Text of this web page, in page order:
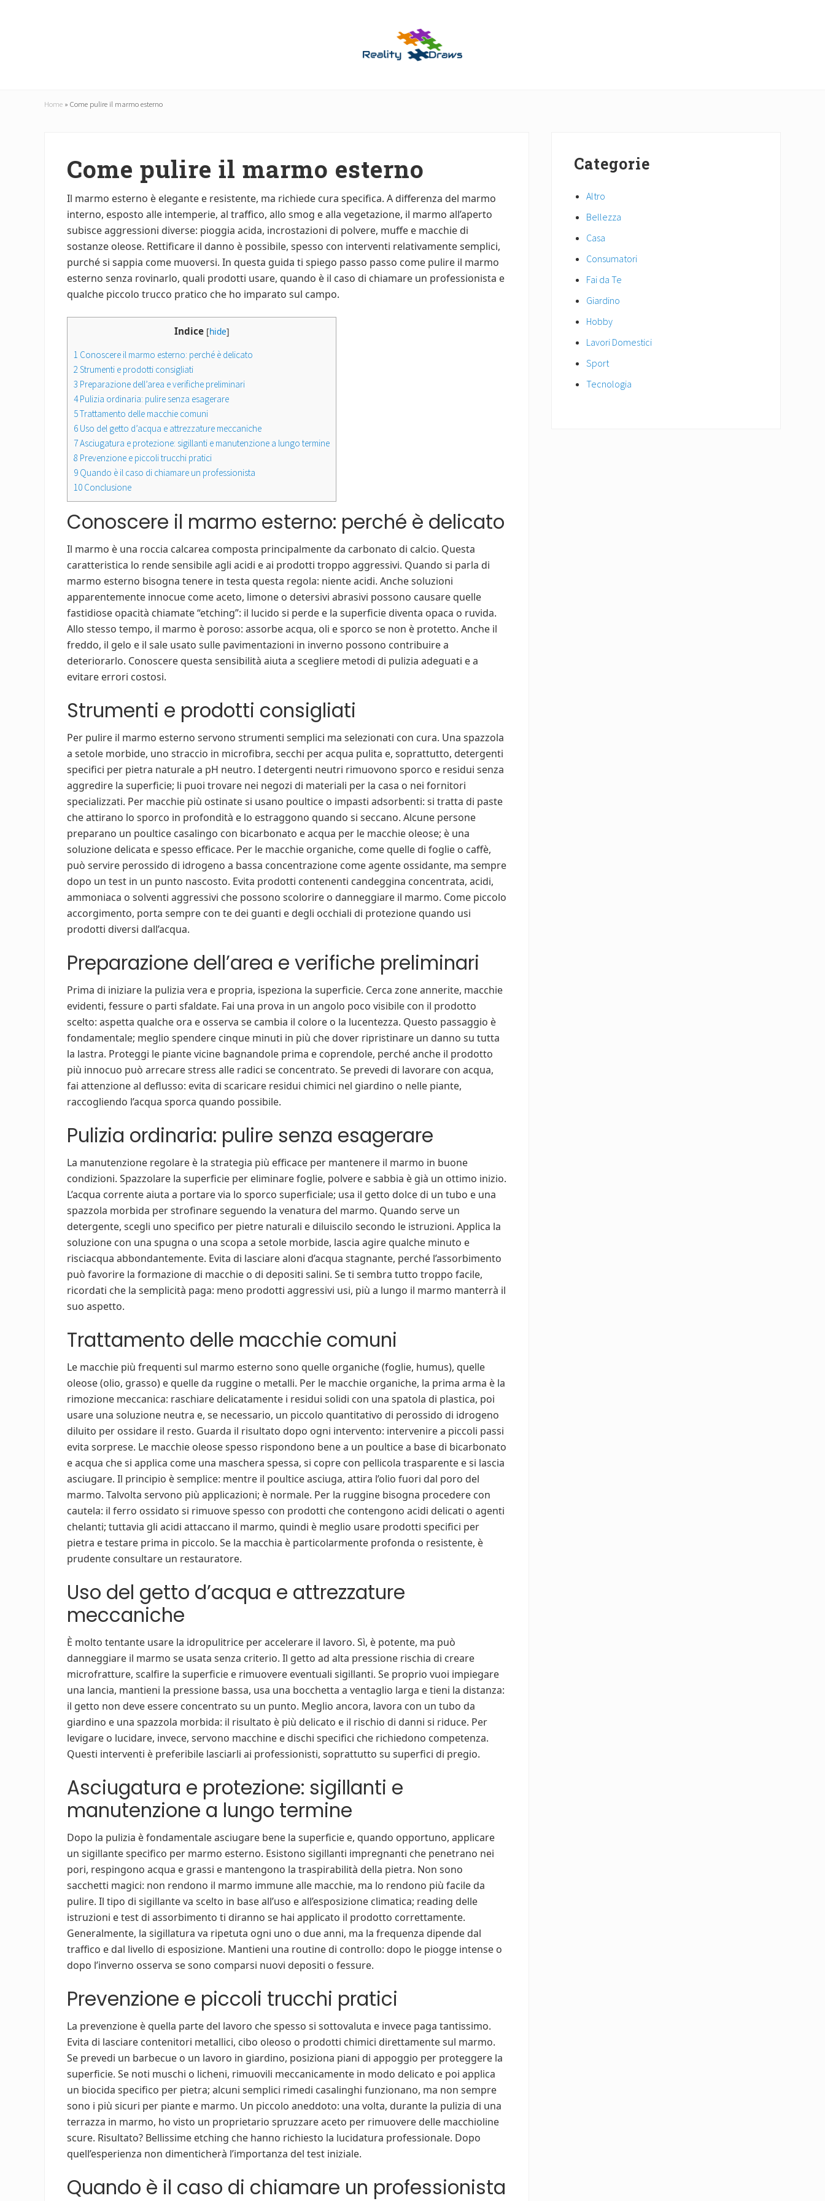
Home » Come pulire il marmo esterno
Come pulire il marmo esterno
Il marmo esterno è elegante e resistente, ma richiede cura specifica. A differenza del marmo
interno, esposto alle intemperie, al traffico, allo smog e alla vegetazione, il marmo all’aperto
subisce aggressioni diverse: pioggia acida, incrostazioni di polvere, muffe e macchie di
sostanze oleose. Rettificare il danno è possibile, spesso con interventi relativamente semplici,
purché si sappia come muoversi. In questa guida ti spiego passo passo come pulire il marmo
esterno senza rovinarlo, quali prodotti usare, quando è il caso di chiamare un professionista e
qualche piccolo trucco pratico che ho imparato sul campo.
Indice [hide]
1 Conoscere il marmo esterno: perché è delicato
2Strumenti e prodotti consigliati
3 Preparazione dell’area e verifiche preliminari
4Pulizia ordinaria: pulire senza esagerare
5Trattamento delle macchie comuni
6 Uso del getto d’acqua e attrezzature meccaniche
7Asciugatura e protezione: sigillanti e manutenzione a lungo termine
8 Prevenzione e piccoli trucchi pratici
9 Quando è il caso di chiamare un professionista
10 Conclusione
Conoscere il marmo esterno: perché è delicato
Il marmo è una roccia calcarea composta principalmente da carbonato di calcio. Questa
caratteristica lo rende sensibile agli acidi e ai prodotti troppo aggressivi. Quando si parla di
marmo esterno bisogna tenere in testa questa regola: niente acidi. Anche soluzioni
apparentemente innocue come aceto, limone o detersivi abrasivi possono causare quelle
fastidiose opacità chiamate “etching”: il lucido si perde e la superficie diventa opaca o ruvida.
Allo stesso tempo, il marmo è poroso: assorbe acqua, oli e sporco se non è protetto. Anche il
freddo, il gelo e il sale usato sulle pavimentazioni in inverno possono contribuire a
deteriorarlo. Conoscere questa sensibilità aiuta a scegliere metodi di pulizia adeguati e a
evitare errori costosi.
Strumenti e prodotti consigliati
Per pulire il marmo esterno servono strumenti semplici ma selezionati con cura. Una spazzola
a setole morbide, uno straccio in microfibra, secchi per acqua pulita e, soprattutto, detergenti
specifici per pietra naturale a pH neutro. I detergenti neutri rimuovono sporco e residui senza
aggredire la superficie; li puoi trovare nei negozi di materiali per la casa o nei fornitori
specializzati. Per macchie più ostinate si usano poultice o impasti adsorbenti: si tratta di paste
che attirano lo sporco in profondità e lo estraggono quando si seccano. Alcune persone
preparano un poultice casalingo con bicarbonato e acqua per le macchie oleose; è una
soluzione delicata e spesso efficace. Per le macchie organiche, come quelle di foglie o caffè,
può servire perossido di idrogeno a bassa concentrazione come agente ossidante, ma sempre
dopo un test in un punto nascosto. Evita prodotti contenenti candeggina concentrata, acidi,
ammoniaca o solventi aggressivi che possono scolorire o danneggiare il marmo. Come piccolo
accorgimento, porta sempre con te dei guanti e degli occhiali di protezione quando usi
prodotti diversi dall’acqua.
Preparazione dell’area e verifiche preliminari
Prima di iniziare la pulizia vera e propria, ispeziona la superficie. Cerca zone annerite, macchie
evidenti, fessure o parti sfaldate. Fai una prova in un angolo poco visibile con il prodotto
scelto: aspetta qualche ora e osserva se cambia il colore o la lucentezza. Questo passaggio è
fondamentale; meglio spendere cinque minuti in più che dover ripristinare un danno su tutta
la lastra. Proteggi le piante vicine bagnandole prima e coprendole, perché anche il prodotto
più innocuo può arrecare stress alle radici se concentrato. Se prevedi di lavorare con acqua,
fai attenzione al deflusso: evita di scaricare residui chimici nel giardino o nelle piante,
raccogliendo l’acqua sporca quando possibile.
Pulizia ordinaria: pulire senza esagerare
La manutenzione regolare è la strategia più efficace per mantenere il marmo in buone
condizioni. Spazzolare la superficie per eliminare foglie, polvere e sabbia è già un ottimo inizio.
L’acqua corrente aiuta a portare via lo sporco superficiale; usa il getto dolce di un tubo e una
spazzola morbida per strofinare seguendo la venatura del marmo. Quando serve un
detergente, scegli uno specifico per pietre naturali e diluiscilo secondo le istruzioni. Applica la
soluzione con una spugna o una scopa a setole morbide, lascia agire qualche minuto e
risciacqua abbondantemente. Evita di lasciare aloni d’acqua stagnante, perché l’assorbimento
può favorire la formazione di macchie o di depositi salini. Se ti sembra tutto troppo facile,
ricordati che la semplicità paga: meno prodotti aggressivi usi, più a lungo il marmo manterrà il
suo aspetto.
Trattamento delle macchie comuni
Le macchie più frequenti sul marmo esterno sono quelle organiche (foglie, humus), quelle
oleose (olio, grasso) e quelle da ruggine o metalli. Per le macchie organiche, la prima arma è la
rimozione meccanica: raschiare delicatamente i residui solidi con una spatola di plastica, poi
usare una soluzione neutra e, se necessario, un piccolo quantitativo di perossido di idrogeno
diluito per ossidare il resto. Guarda il risultato dopo ogni intervento: intervenire a piccoli passi
evita sorprese. Le macchie oleose spesso rispondono bene a un poultice a base di bicarbonato
e acqua che si applica come una maschera spessa, si copre con pellicola trasparente e si lascia
asciugare. Il principio è semplice: mentre il poultice asciuga, attira l’olio fuori dal poro del
marmo. Talvolta servono più applicazioni; è normale. Per la ruggine bisogna procedere con
cautela: il ferro ossidato si rimuove spesso con prodotti che contengono acidi delicati o agenti
chelanti; tuttavia gli acidi attaccano il marmo, quindi è meglio usare prodotti specifici per
pietra e testare prima in piccolo. Se la macchia è particolarmente profonda o resistente, è
prudente consultare un restauratore.
Uso del getto d’acqua e attrezzature
meccaniche
È molto tentante usare la idropulitrice per accelerare il lavoro. Sì, è potente, ma può
danneggiare il marmo se usata senza criterio. Il getto ad alta pressione rischia di creare
microfratture, scalfire la superficie e rimuovere eventuali sigillanti. Se proprio vuoi impiegare
una lancia, mantieni la pressione bassa, usa una bocchetta a ventaglio larga e tieni la distanza:
il getto non deve essere concentrato su un punto. Meglio ancora, lavora con un tubo da
giardino e una spazzola morbida: il risultato è più delicato e il rischio di danni si riduce. Per
levigare o lucidare, invece, servono macchine e dischi specifici che richiedono competenza.
Questi interventi è preferibile lasciarli ai professionisti, soprattutto su superfici di pregio.
Asciugatura e protezione: sigillanti e
manutenzione a lungo termine
Dopo la pulizia è fondamentale asciugare bene la superficie e, quando opportuno, applicare
un sigillante specifico per marmo esterno. Esistono sigillanti impregnanti che penetrano nei
pori, respingono acqua e grassi e mantengono la traspirabilità della pietra. Non sono
sacchetti magici: non rendono il marmo immune alle macchie, ma lo rendono più facile da
pulire. Il tipo di sigillante va scelto in base all’uso e all’esposizione climatica; reading delle
istruzioni e test di assorbimento ti diranno se hai applicato il prodotto correttamente.
Generalmente, la sigillatura va ripetuta ogni uno o due anni, ma la frequenza dipende dal
traffico e dal livello di esposizione. Mantieni una routine di controllo: dopo le piogge intense o
dopo l’inverno osserva se sono comparsi nuovi depositi o fessure.
Prevenzione e piccoli trucchi pratici
La prevenzione è quella parte del lavoro che spesso si sottovaluta e invece paga tantissimo.
Evita di lasciare contenitori metallici, cibo oleoso o prodotti chimici direttamente sul marmo.
Se prevedi un barbecue o un lavoro in giardino, posiziona piani di appoggio per proteggere la
superficie. Se noti muschi o licheni, rimuovili meccanicamente in modo delicato e poi applica
un biocida specifico per pietra; alcuni semplici rimedi casalinghi funzionano, ma non sempre
sono i più sicuri per piante e marmo. Un piccolo aneddoto: una volta, durante la pulizia di una
terrazza in marmo, ho visto un proprietario spruzzare aceto per rimuovere delle macchioline
scure. Risultato? Bellissime etching che hanno richiesto la lucidatura professionale. Dopo
quell’esperienza non dimenticherà l’importanza del test iniziale.
Quando è il caso di chiamare un professionista
Sidebar
Categorie
Altro
Bellezza
Casa
Consumatori
Fai da Te
Giardino
Hobby
Lavori Domestici
Sport
Tecnologia